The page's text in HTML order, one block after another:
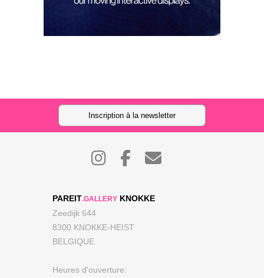
Inscription à la newsletter
PAREIT.GALLERY KNOKKE
Zeedijk 644
8300 KNOKKE-HEIST
BELGIQUE
Heures d'ouverture: